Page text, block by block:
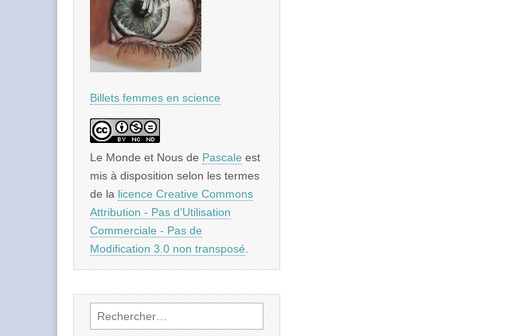
Billets femmes en science
Le Monde et Nous de Pascale est
mis à disposition selon les termes
de la licence Creative Commons
Attribution - Pas d’Utilisation
Commerciale - Pas de
Modification 3.0 non transposé.
Rechercher :